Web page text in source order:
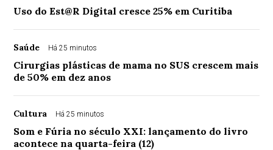
Uso do Est@R Digital cresce 25% em Curitiba
Saúde Há 25 minutos
Cirurgias plásticas de mama no SUS crescem mais
de 50% em dez anos
Cultura Há 25 minutos
Som e Fúria no século XXI: lançamento do livro
acontece na quarta-feira (12)